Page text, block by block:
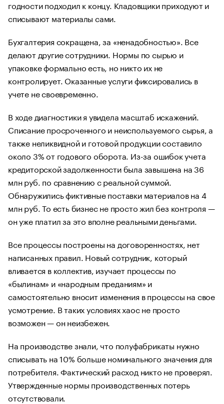
годности подходил к концу. Кладовщики приходуют и
списывают материалы сами.
Бухгалтерия сокращена, за «ненадобностью». Все
делают другие сотрудники. Нормы по сырью и
упаковке формально есть, но никто их не
контролирует. Оказанные услуги фиксировались в
учете не своевременно.
В ходе диагностики я увидела масштаб искажений.
Списание просроченного и неиспользуемого сырья, а
также неликвидной и готовой продукции составило
около 3% от годового оборота. Из-за ошибок учета
кредиторской задолженности была завышена на 36
млн руб. по сравнению с реальной суммой.
Обнаружились фиктивные поставки материалов на 4
млн руб. То есть бизнес не просто жил без контроля —
он уже платил за это вполне реальными деньгами.
Все процессы построены на договоренностях, нет
написанных правил. Новый сотрудник, который
вливается в коллектив, изучает процессы по
«былинам» и «народным преданиям» и
самостоятельно вносит изменения в процессы на свое
усмотрение. В таких условиях хаос не просто
возможен — он неизбежен.
На производстве знали, что полуфабрикаты нужно
списывать на 10% больше номинального значения для
потребителя. Фактический расход никто не проверял.
Утвержденные нормы производственных потерь
отсутствовали.